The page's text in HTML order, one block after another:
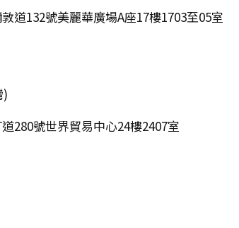
道132號美麗華廣場A座17樓1703至05室
)
280號世界貿易中心24樓2407室